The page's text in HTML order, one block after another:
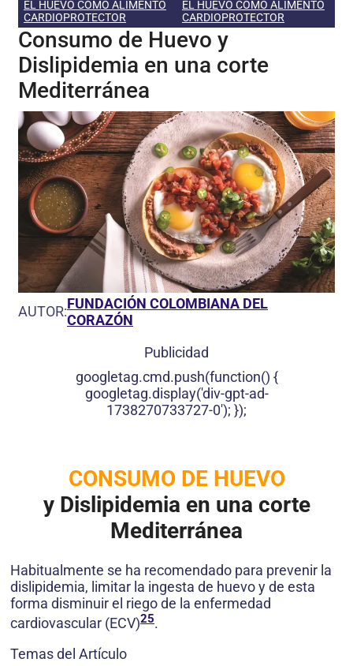
EL HUEVO COMO ALIMENTO
CARDIOPROTECTOR
EL HUEVO COMO ALIMENTO
CARDIOPROTECTOR
Consumo de Huevo y
Dislipidemia en una corte
Mediterránea
AUTOR:FUNDACIÓN COLOMBIANA DEL
CORAZÓN
Publicidad
googletag.cmd.push(function() {
googletag.display('div-gpt-ad-
1738270733727-0'); });
CONSUMO DE HUEVO
y Dislipidemia en una corte
Mediterránea
Habitualmente se ha recomendado para prevenir la
dislipidemia, limitar la ingesta de huevo y de esta
forma disminuir el riego de la enfermedad
cardiovascular (ECV)25.
Temas del Artículo